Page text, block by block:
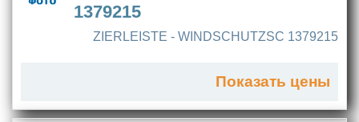
1379215
ZIERLEISTE - WINDSCHUTZSC 1379215
Показать цены